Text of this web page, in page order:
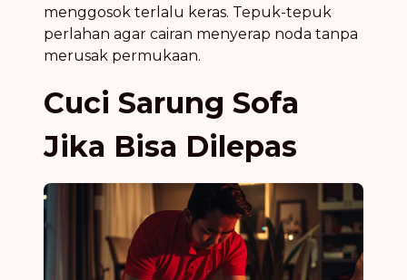
menggosok terlalu keras. Tepuk-tepuk
perlahan agar cairan menyerap noda tanpa
merusak permukaan.
Cuci Sarung Sofa
Jika Bisa Dilepas